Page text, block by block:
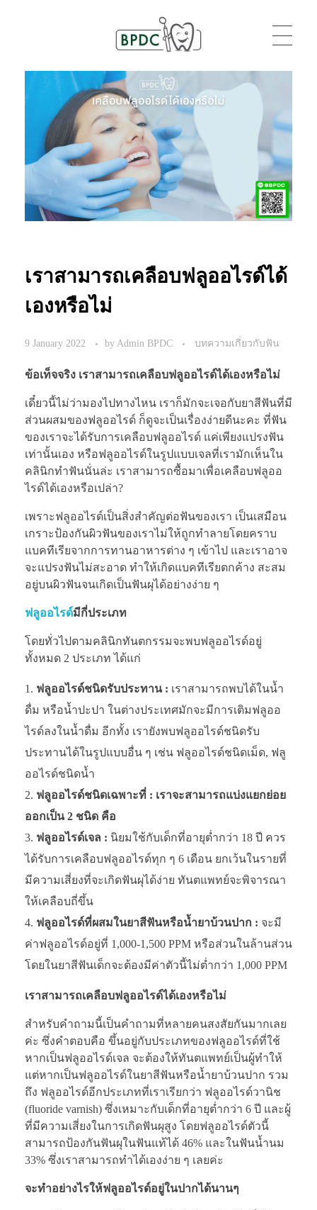
BPDC
แค่เว็บเวิร์ดเพรสเว็บหนึ่ง
เราสามารถเคลือบฟลูออไรด์ได้
เองหรือไม่
9 January 2022 byAdmin BPDC บทความเกี่ยวกับฟัน
ข้อเท็จจริง เราสามารถเคลือบฟลูออไรด์ได้เองหรือไม่
เดี๋ยวนี้ไม่ว่ามองไปทางไหน เราก็มักจะเจอกับยาสีฟันที่มี
ส่วนผสมของฟลูออไรด์ ก็ดูจะเป็นเรื่องง่ายดีนะคะ ที่ฟัน
ของเราจะได้รับการเคลือบฟลูออไรด์ แค่เพียงแปรงฟัน
เท่านั้นเอง หรือฟลูออไรด์ในรูปแบบเจลที่เรามักเห็นใน
คลินิกทำฟันนั่นล่ะ เราสามารถซื้อมาเพื่อเคลือบฟลูออ
ไรด์ได้เองหรือเปล่า?
เพราะฟลูออไรด์เป็นสิ่งสำคัญต่อฟันของเรา เป็นเสมือน
เกราะป้องกันผิวฟันของเราไม่ให้ถูกทำลายโดยคราบ
แบคทีเรียจากการทานอาหารต่าง ๆ เข้าไป และเราอาจ
จะแปรงฟันไม่สะอาด ทำให้เกิดแบคทีเรียตกค้าง สะสม
อยู่บนผิวฟันจนเกิดเป็นฟันผุได้อย่างง่าย ๆ
ฟลูออไรด์มีกี่ประเภท
โดยทั่วไปตามคลินิกทันตกรรมจะพบฟลูออไรด์อยู่
ทั้งหมด 2 ประเภท ได้แก่
ฟลูออไรด์ชนิดรับประทาน : เราสามารถพบได้ในน้ำ
ดื่ม หรือน้ำปะปา ในต่างประเทศมักจะมีการเติมฟลูออ
ไรด์ลงในน้ำดื่ม อีกทั้ง เรายังพบฟลูออไรด์ชนิดรับ
ประทานได้ในรูปแบบอื่น ๆ เช่น ฟลูออไรด์ชนิดเม็ด, ฟลู
ออไรด์ชนิดน้ำ
ฟลูออไรด์ชนิดเฉพาะที่ : เราจะสามารถแบ่งแยกย่อย
ออกเป็น 2 ชนิด คือ
ฟลูออไรด์เจล : นิยมใช้กับเด็กที่อายุต่ำกว่า 18 ปี ควร
ได้รับการเคลือบฟลูออไรด์ทุก ๆ 6 เดือน ยกเว้นในรายที่
มีความเสี่ยงที่จะเกิดฟันผุได้ง่าย ทันตแพทย์จะพิจารณา
ให้เคลือบถี่ขึ้น
ฟลูออไรด์ที่ผสมในยาสีฟันหรือน้ำยาบ้วนปาก : จะมี
ค่าฟลูออไรด์อยู่ที่ 1,000-1,500 PPM หรือส่วนในล้านส่วน
โดยในยาสีฟันเด็กจะต้องมีค่าตัวนี้ไม่ต่ำกว่า 1,000 PPM
เราสามารถเคลือบฟลูออไรด์ได้เองหรือไม่
สำหรับคำถามนี้เป็นคำถามที่หลายคนสงสัยกันมากเลย
ค่ะ ซึ่งคำตอบคือ ขึ้นอยู่กับประเภทของฟลูออไรด์ที่ใช้
หากเป็นฟลูออไรด์เจล จะต้องให้ทันตแพทย์เป็นผู้ทำให้
แต่หากเป็นฟลูออไรด์ในยาสีฟันหรือน้ำยาบ้วนปาก รวม
ถึง ฟลูออไรด์อีกประเภทที่เราเรียกว่า ฟลูออไรด์วานิช
(fluoride varnish) ซึ่งเหมาะกับเด็กที่อายุต่ำกว่า 6 ปี และผู้
ที่มีความเสี่ยงในการเกิดฟันผุสูง โดยฟลูออไรด์ตัวนี้
สามารถป้องกันฟันผุในฟันแท้ได้ 46% และในฟันน้ำนม
33% ซึ่งเราสามารถทำได้เองง่าย ๆ เลยค่ะ
จะทำอย่างไรให้ฟลูออไรด์อยู่ในปากได้นานๆ